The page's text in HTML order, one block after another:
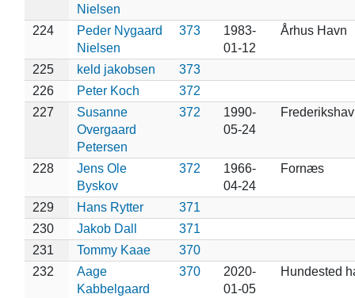
Nielsen
224
Peder Nygaard
Nielsen
373
1983-
01-12
Århus Havn
225 keld jakobsen
373
226
Peter Koch
372
227
Susanne
Overgaard
Petersen
372
1990-
05-24
228
Jens Ole
Byskov
372
1966-
04-24
Fornæs
229 Hans Rytter
371
230
Jakob Dall
371
231
Tommy Kaae
370
232
Aage
Kabbelgaard
370
2020-
01-05
Hundested